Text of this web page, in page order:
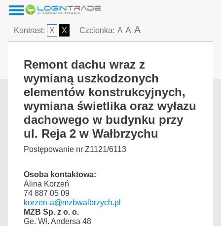
Kontrast: X X Czcionka: A A A
Remont dachu wraz z
wymianą uszkodzonych
elementów konstrukcyjnych,
wymiana świetlika oraz wyłazu
dachowego w budynku przy
ul. Reja 2 w Wałbrzychu
Postępowanie nr Z1121/6113
Osoba kontaktowa:
Alina Korzeń
74 887 05 09
korzen-a@mzbwalbrzych.pl
MZB Sp. z o. o.
Ge. Wł. Andersa 48